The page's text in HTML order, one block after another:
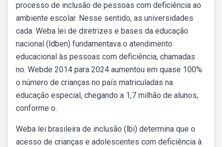
processo de inclusão de pessoas com deficiência ao
ambiente escolar. Nesse sentido, as universidades
cada. Weba lei de diretrizes e bases da educação
nacional (ldben) fundamentava o atendimento
educacional às pessoas com deficiência, chamadas
no. Webde 2014 para 2024 aumentou em quase 100%
o número de crianças no país matriculadas na
educação especial, chegando a 1,7 milhão de alunos,
conforme o.
Weba lei brasileira de inclusão (lbi) determina que o
acesso de crianças e adolescentes com deficiência à